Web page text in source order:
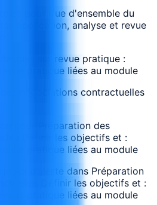
pour Vue d'ensemble du
: application, analyse et revue
suivi sur revue pratique :
pratique liées au module
négociations contractuelles
pour Préparation des
Définir les objectifs et :
pratique liées au module
d’alerte dans Préparation
Définir les objectifs et :
pratique liées au module